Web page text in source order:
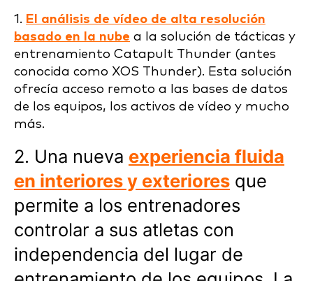
1. El análisis de vídeo de alta resolución
basado en la nube a la solución de tácticas y
entrenamiento Catapult Thunder (antes
conocida como XOS Thunder). Esta solución
ofrecía acceso remoto a las bases de datos
de los equipos, los activos de vídeo y mucho
más.
2. Una nueva experiencia fluida
en interiores y exteriores que
permite a los entrenadores
controlar a sus atletas con
independencia del lugar de